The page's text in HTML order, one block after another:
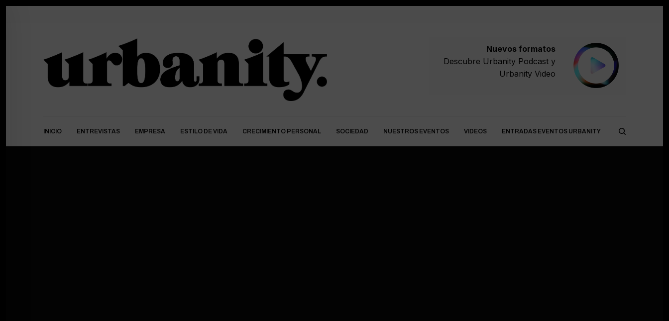
Nuevos formatos
Descubre Urbanity Podcasty
Urbanity Video
INICIO ENTREVISTAS EMPRESA ESTILO DE VIDA CRECIMIENTO PERSONAL SOCIEDAD NUESTROS EVENTOS VIDEOS ENTRADAS EVENTOS URBANITY